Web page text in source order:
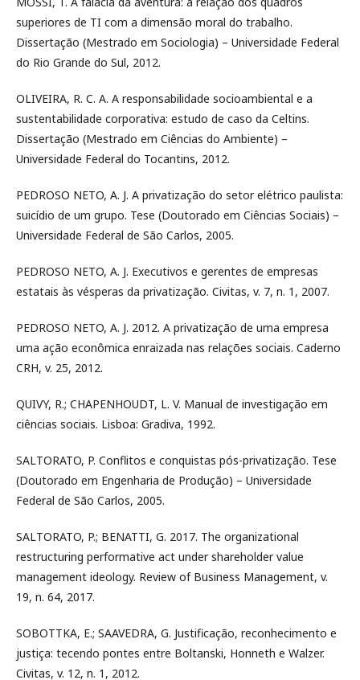
superiores de TI com a dimensão moral do trabalho.
Dissertação (Mestrado em Sociologia) – Universidade Federal
do Rio Grande do Sul, 2012.
OLIVEIRA, R. C. A. A responsabilidade socioambiental e a
sustentabilidade corporativa: estudo de caso da Celtins.
Dissertação (Mestrado em Ciências do Ambiente) –
Universidade Federal do Tocantins, 2012.
PEDROSO NETO, A. J. A privatização do setor elétrico paulista:
suicídio de um grupo. Tese (Doutorado em Ciências Sociais) –
Universidade Federal de São Carlos, 2005.
PEDROSO NETO, A. J. Executivos e gerentes de empresas
estatais às vésperas da privatização. Civitas, v. 7, n. 1, 2007.
PEDROSO NETO, A. J. 2012. A privatização de uma empresa
uma ação econômica enraizada nas relações sociais. Caderno
CRH, v. 25, 2012.
QUIVY, R.; CHAPENHOUDT, L. V. Manual de investigação em
ciências sociais. Lisboa: Gradiva, 1992.
SALTORATO, P. Conflitos e conquistas pós-privatização. Tese
(Doutorado em Engenharia de Produção) – Universidade
Federal de São Carlos, 2005.
SALTORATO, P.; BENATTI, G. 2017. The organizational
restructuring performative act under shareholder value
management ideology. Review of Business Management, v.
19, n. 64, 2017.
SOBOTTKA, E.; SAAVEDRA, G. Justificação, reconhecimento e
justiça: tecendo pontes entre Boltanski, Honneth e Walzer.
Civitas, v. 12, n. 1, 2012.